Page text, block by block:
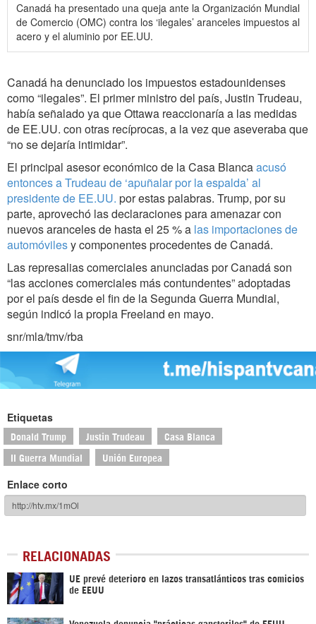
Canadá ha presentado una queja ante la Organización Mundial
de Comercio (OMC) contra los ‘ilegales’ aranceles impuestos al
acero y el aluminio por EE.UU.
Canadá ha denunciado los impuestos estadounidenses
como “ilegales”. El primer ministro del país, Justin Trudeau,
había señalado ya que Ottawa reaccionaría a las medidas
de EE.UU. con otras recíprocas, a la vez que aseveraba que
“no se dejaría intimidar”.
El principal asesor económico de la Casa Blancaacusó
entonces a Trudeau de ‘apuñalar por la espalda’ al
presidente de EE.UU. por estas palabras. Trump, por su
parte, aprovechó las declaraciones para amenazar con
nuevos aranceles de hasta el 25 % a las importaciones de
automóvilesy componentes procedentes de Canadá.
Las represalias comerciales anunciadas por Canadá son
“las acciones comerciales más contundentes” adoptadas
por el país desde el fin de la Segunda Guerra Mundial,
según indicó la propia Freeland en mayo.
snr/mla/tmv/rba
Etiquetas
Donald Trump Justin Trudeau Casa Blanca
II Guerra Mundial Unión Europea
Enlace corto
RELACIONADAS
UE prevé deterioro en lazos transatlánticos tras comicios
de EEUU
Venezuela denuncia "prácticas gansteriles" de EEUU